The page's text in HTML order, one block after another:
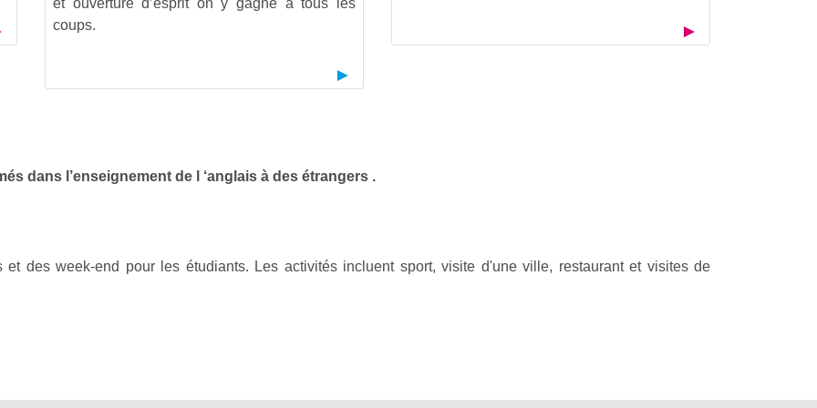
et ouverture d’esprit on y gagne à tous les
coups.
dans l’enseignement de l ‘anglais à des étrangers .
et des week-end pour les étudiants. Les activités incluent sport, visite d'une ville, restaurant et visites de